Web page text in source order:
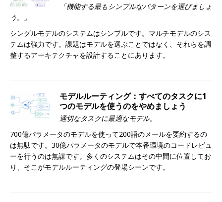
「機能する最もシンプルなパターンを選びましょ
う。」
シングルモデルのシステムはシンプルです。マルチモデルのシス
テムは強力です。課題はモデルを選ぶことではなく、それらを調
整するアーキテクチャを設計することにあります。
モデルルーティング：すべてのタスクに1
つのモデルを使うのをやめましょう
適切なタスクに最適なモデル。
700億パラメータのモデルを使って200語のメールを要約するの
は無駄です。30億パラメータのモデルで本番環境のコードレビュ
ーを行うのは無謀です。多くのシステムはその中間に位置してお
り、そこがモデルルーティングの登場シーンです。